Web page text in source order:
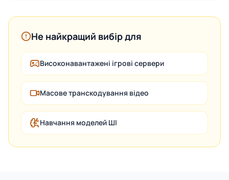
Не найкращий вибір для
Високонавантажені ігрові сервери
Масове транскодування відео
Навчання моделей ШІ